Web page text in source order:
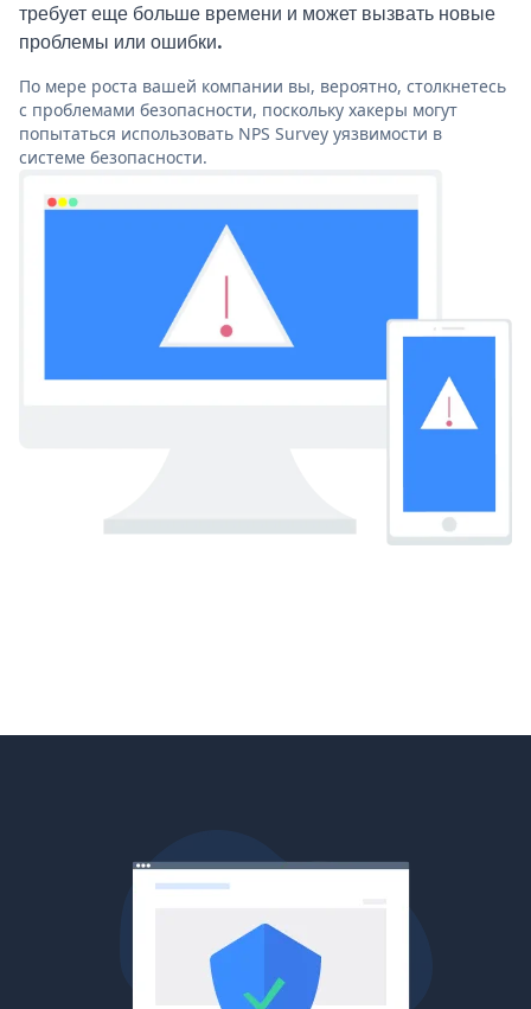
требует еще больше времени и может вызвать новые
проблемы или ошибки.
По мере роста вашей компании вы, вероятно, столкнетесь
с проблемами безопасности, поскольку хакеры могут
попытаться использовать NPS Survey уязвимости в
системе безопасности.